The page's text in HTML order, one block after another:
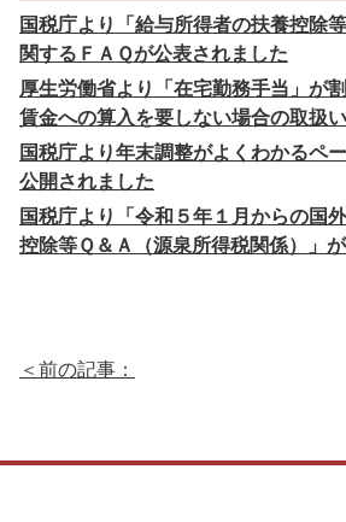
国税庁より「給与所得者の扶養控除
関するＦＡＱが公表されました
厚生労働省より「在宅勤務手当」が
賃金への算入を要しない場合の取扱
国税庁より年末調整がよくわかるペ
公開されました
国税庁より「令和５年１月からの国
控除等Ｑ＆Ａ（源泉所得税関係）」
＜前の記事：